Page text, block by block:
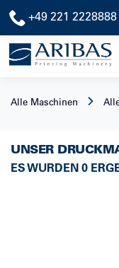
+49 221 2228888
Alle Maschinen
UNSER
ES WURDEN 0